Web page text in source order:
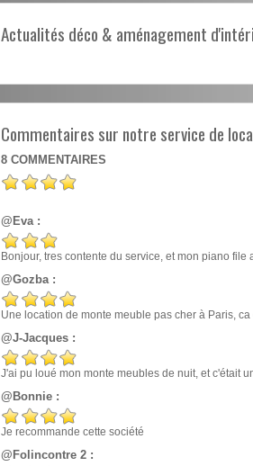
Actualités déco & aménagement
Commentaires sur notre service de
8 COMMENTAIRES
@Eva :
Bonjour, tres contente du service, et mon piano file
@Gozba :
Une location de monte meuble pas cher à Paris, ca
@J-Jacques :
J'ai pu loué mon monte meubles de nuit, et c'était
@Bonnie :
Je recommande cette société
@Folincontre 2 :